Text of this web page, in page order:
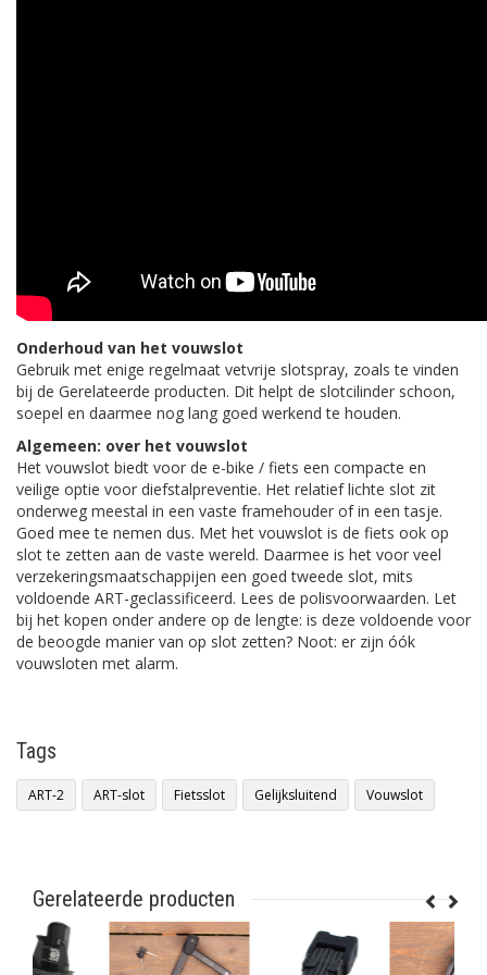
Onderhoud van het vouwslot
Gebruik met enige regelmaat vetvrije slotspray, zoals te vinden
bij de Gerelateerde producten. Dit helpt de slotcilinder schoon,
soepel en daarmee nog lang goed werkend te houden.
Algemeen: over het vouwslot
Het vouwslot biedt voor de e-bike / fiets een compacte en
veilige optie voor diefstalpreventie. Het relatief lichte slot zit
onderweg meestal in een vaste framehouder of in een tasje.
Goed mee te nemen dus. Met het vouwslot is de fiets ook op
slot te zetten aan de vaste wereld. Daarmee is het voor veel
verzekeringsmaatschappijen een goed tweede slot, mits
voldoende ART-geclassificeerd. Lees de polisvoorwaarden. Let
bij het kopen onder andere op de lengte: is deze voldoende voor
de beoogde manier van op slot zetten? Noot: er zijn óók
vouwsloten met alarm.
Tags
ART-2 ART-slot Fietsslot Gelijksluitend Vouwslot
Gerelateerde producten